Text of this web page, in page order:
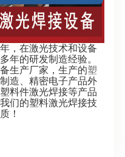
，在激光技术和设备
年的研发制造经验。
生产厂家，生产的塑
造、精密电子产品外
料件激光焊接等产品
们的塑料激光焊接技
！